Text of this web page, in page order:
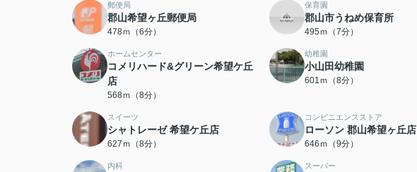
郵便局
郡山希望ヶ丘郵便局
478ｍ（6分）
保育園
郡山市うねめ保育所
495ｍ（7分）
ホームセンター
コメリハード&グリーン希望ケ丘
店
568ｍ（8分）
幼稚園
小山田幼稚園
601ｍ（8分）
スイーツ
シャトレーゼ 希望ケ丘店
627ｍ（8分）
コンビニエンスストア
ローソン 郡山希望ヶ丘店
646ｍ（9分）
内科 スーパー